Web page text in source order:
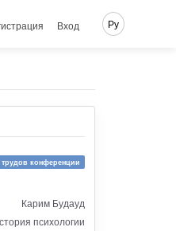
Вход Ру
конференции
Карим Будауд
психологии